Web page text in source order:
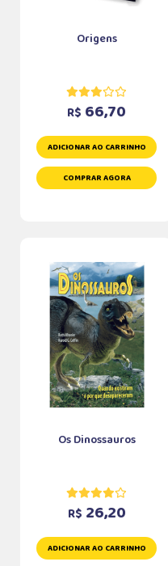
Origens
R$ 66,70
ADICIONAR AO CARRINHO
COMPRAR AGORA
Os Dinossauros
R$ 26,20
ADICIONAR AO CARRINHO